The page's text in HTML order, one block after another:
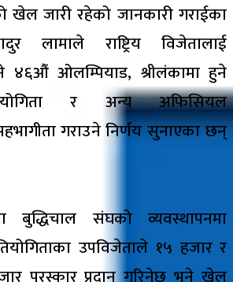
खेल जारी रहेको जानकारी गराईका
लामाले राष्ट्रिय विजेतालाई
४६औं ओलम्पियाड, श्रीलंकामा हुने
र अन्य अफिसियल
गराउने निर्णय सुनाएका छन्
बुद्धिचाल संघको व्यवस्थापनमा
उपविजेताले १५ हजार र